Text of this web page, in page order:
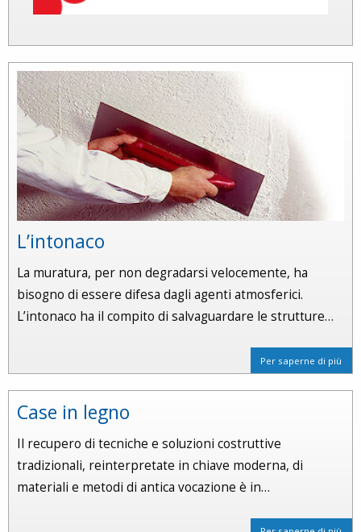
L’intonaco
La muratura, per non degradarsi velocemente, ha
bisogno di essere difesa dagli agenti atmosferici.
L’intonaco ha il compito di salvaguardare le strutture…
Per saperne di più
Case in legno
Il recupero di tecniche e soluzioni costruttive
tradizionali, reinterpretate in chiave moderna, di
materiali e metodi di antica vocazione è in…